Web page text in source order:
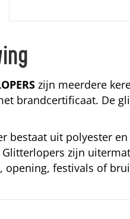
zijn meerdere
brandcertificaat. De
bestaat uit polyester
zijn
opening, festivals of